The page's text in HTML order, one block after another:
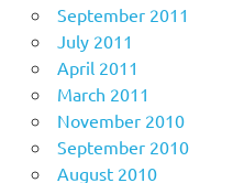
September 2011
July 2011
April 2011
March 2011
November 2010
September 2010
August 2010